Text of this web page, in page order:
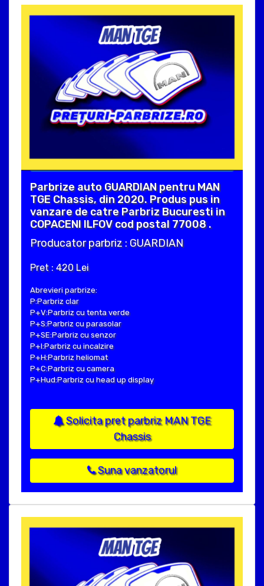
Parbrize auto GUARDIAN pentru MAN
TGE Chassis, din 2020. Produs pus in
vanzare de catre Parbriz Bucuresti in
COPACENI ILFOV cod postal 77008 .
Producator parbriz : GUARDIAN
Pret : 420 Lei
Abrevieri parbrize:
P:Parbriz clar
P+V:Parbriz cu tenta verde
P+S:Parbriz cu parasolar
P+SE:Parbriz cu senzor
P+I:Parbriz cu incalzire
P+H:Parbriz heliomat
P+C:Parbriz cu camera
P+Hud:Parbriz cu head up display
Solicita pret parbriz MAN TGE
Chassis
Suna vanzatorul